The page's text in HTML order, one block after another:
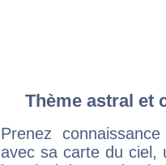
Thème astral et
Prenez
avec sa carte du ciel,